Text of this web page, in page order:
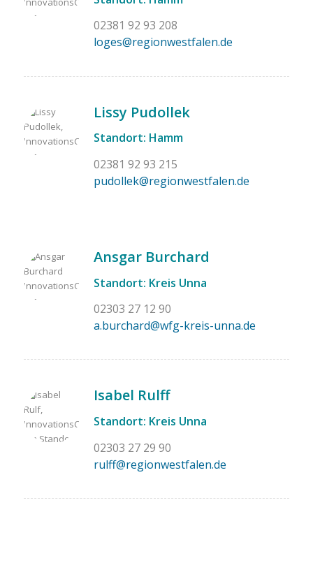
02381 92 93 208
loges@regionwestfalen.de
Lissy Pudollek
Standort: Hamm
02381 92 93 215
pudollek@regionwestfalen.de
Ansgar Burchard
Standort: Kreis Unna
02303 27 12 90
a.burchard@wfg-kreis-unna.de
Isabel Rulff
Standort: Kreis Unna
02303 27 29 90
rulff@regionwestfalen.de